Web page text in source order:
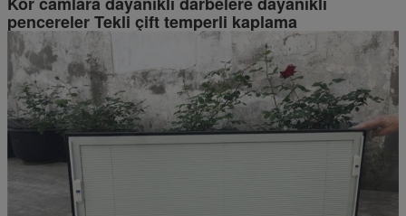
pencereler Tekli çift temperli kaplama